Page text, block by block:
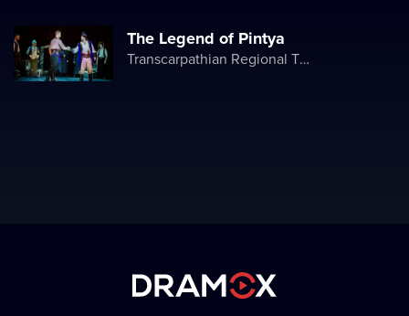
The Legend of Pintya
Transcarpathian Regional Theater of Drama and Comedy